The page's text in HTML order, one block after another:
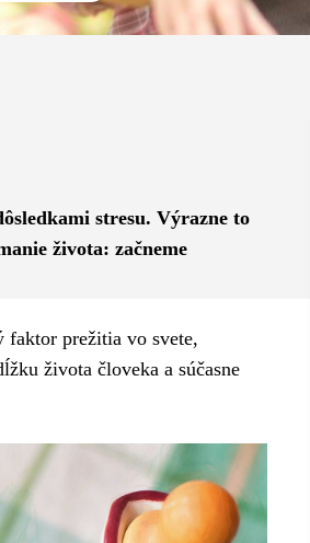
stresu. Výrazne to
života: začneme
faktor prežitia vo svete,
života človeka a súčasne